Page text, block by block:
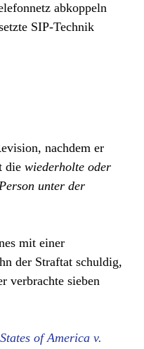
abkoppeln
SIP-Technik
nachdem er
die wiederholte oder
unter der
mit einer
der Straftat schuldig,
verbrachte sieben
of America v.